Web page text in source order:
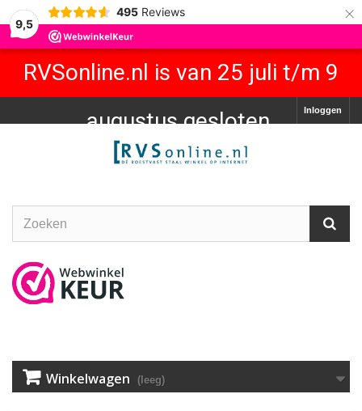
9,5
495 Reviews ×
RVSonline.nl is van 25 juli t/m 9
augustus gesloten.
Inloggen
Winkelwagen (leeg)